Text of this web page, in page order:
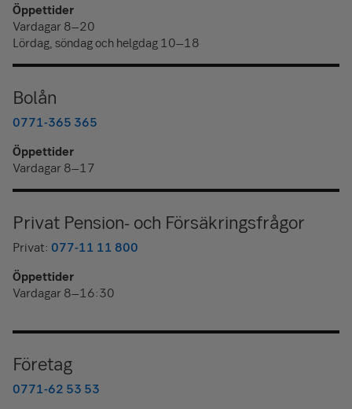
Öppettider
Vardagar 8–20
Lördag, söndag och helgdag 10–18
Bolån
0771-365 365
Öppettider
Vardagar 8–17
Privat Pension- och Försäkringsfrågor
Privat: 077-11 11 800
Öppettider
Vardagar 8–16:30
Företag
0771-62 53 53